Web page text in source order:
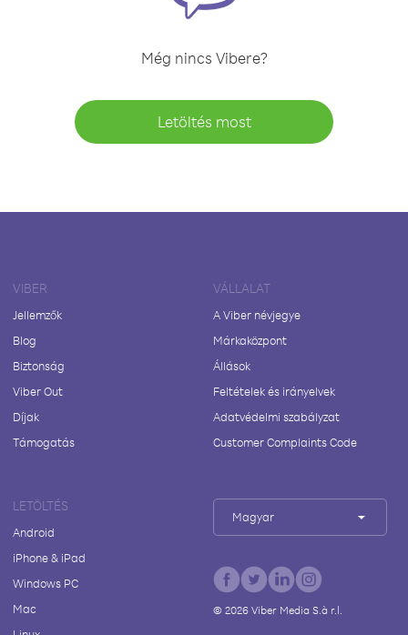
Még nincs Vibere?
Letöltés most
VIBER
Jellemzők
Blog
Biztonság
Viber Out
Díjak
Támogatás
VÁLLALAT
A Viber névjegye
Márkaközpont
Állások
Feltételek és irányelvek
Adatvédelmi szabályzat
Customer Complaints Code
LETÖLTÉS
Android
iPhone & iPad
Windows PC
Mac
Magyar
© 2026Viber Media S.à r.l.